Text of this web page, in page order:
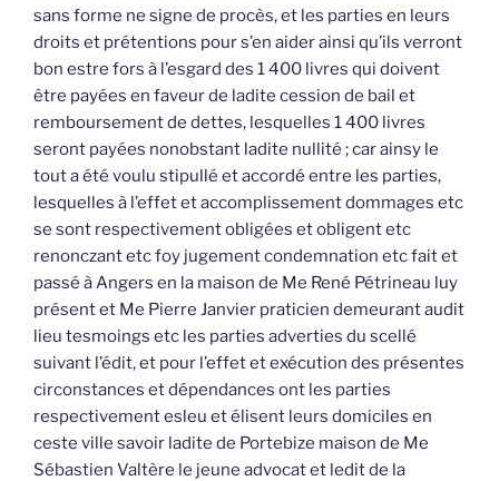
sans forme ne signe de procès, et les parties en leurs
droits et prétentions pour s’en aider ainsi qu’ils verront
bon estre fors à l’esgard des 1 400 livres qui doivent
être payées en faveur de ladite cession de bail et
remboursement de dettes, lesquelles 1 400 livres
seront payées nonobstant ladite nullité ; car ainsy le
tout a été voulu stipullé et accordé entre les parties,
lesquelles à l’effet et accomplissement dommages etc
se sont respectivement obligées et obligent etc
renonczant etc foy jugement condemnation etc fait et
passé à Angers en la maison de Me René Pétrineau luy
présent et Me Pierre Janvier praticien demeurant audit
lieu tesmoings etc les parties adverties du scellé
suivant l’édit, et pour l’effet et exécution des présentes
circonstances et dépendances ont les parties
respectivement esleu et élisent leurs domiciles en
ceste ville savoir ladite de Portebize maison de Me
Sébastien Valtère le jeune advocat et ledit de la